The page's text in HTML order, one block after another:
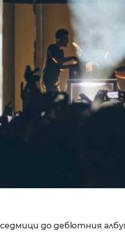
до дебютния